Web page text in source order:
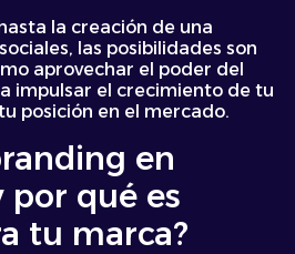
la creación de una
las posibilidades son
aprovechar el poder del
impulsar el crecimiento de tu
posición en el mercado.
en
qué es
tu marca?